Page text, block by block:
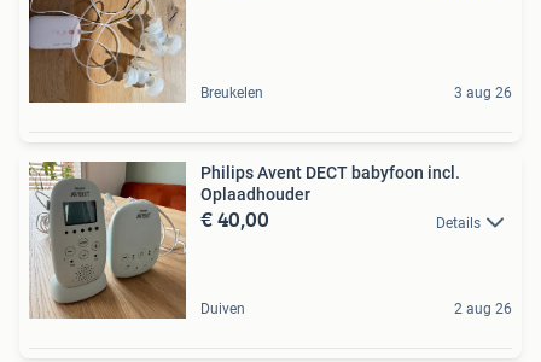
Breukelen 3 aug 26
Philips Avent DECT babyfoon incl.
Oplaadhouder
€ 40,00 Details
Duiven 2 aug 26